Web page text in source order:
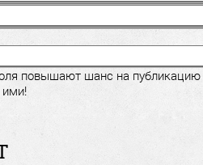
повышают шанс на публикацию
ими!